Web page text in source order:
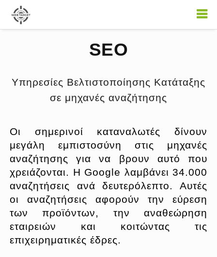
SEO
Υπηρεσίες Βελτιστοποίησης Κατάταξης
σε μηχανές αναζήτησης
Οι σημερινοί καταναλωτές δίνουν
μεγάλη εμπιστοσύνη στις μηχανές
αναζήτησης για να βρουν αυτό που
χρειάζονται. Η Google λαμβάνει 34.000
αναζητήσεις ανά δευτερόλεπτο. Αυτές
οι αναζητήσεις αφορούν την εύρεση
των προϊόντων, την αναθεώρηση
εταιρειών και κοιτώντας τις
επιχειρηματικές έδρες.